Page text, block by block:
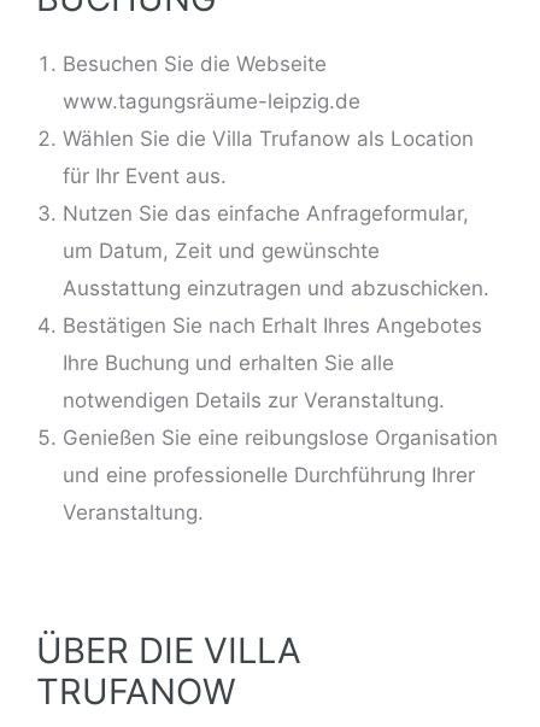
Besuchen Sie die Webseite
www.tagungsräume-leipzig.de
Wählen Sie die Villa Trufanow als Location
für Ihr Event aus.
Nutzen Sie das einfache Anfrageformular,
um Datum, Zeit und gewünschte
Ausstattung einzutragen und abzuschicken.
Bestätigen Sie nach Erhalt Ihres Angebotes
Ihre Buchung und erhalten Sie alle
notwendigen Details zur Veranstaltung.
Genießen Sie eine reibungslose Organisation
und eine professionelle Durchführung Ihrer
Veranstaltung.
ÜBER DIE VILLA
TRUFANOW